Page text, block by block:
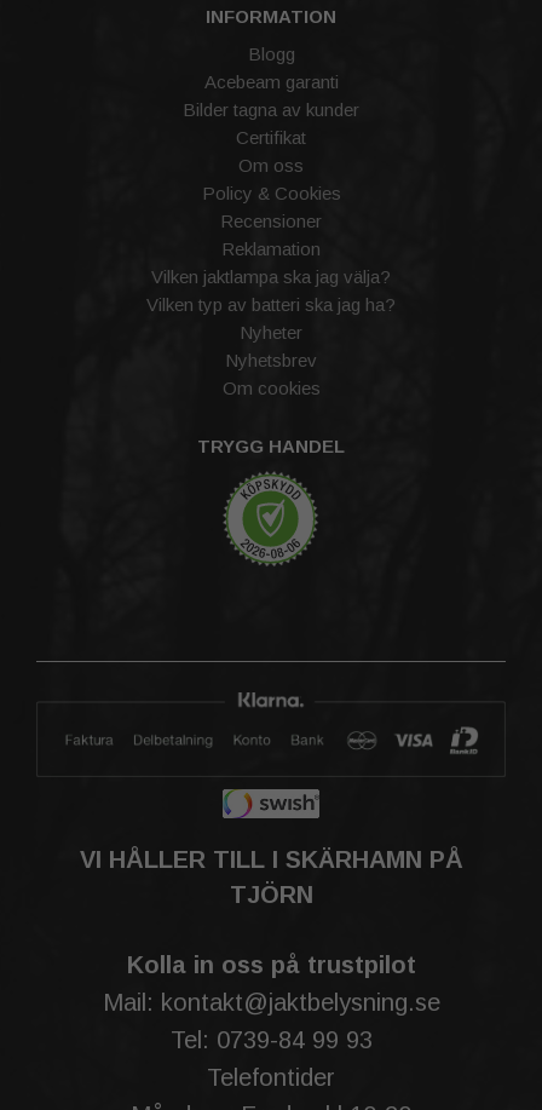
INFORMATION
Blogg
Acebeam garanti
Bilder tagna av kunder
Certifikat
Om oss
Policy & Cookies
Recensioner
Reklamation
Vilken jaktlampa ska jag välja?
Vilken typ av batteri ska jag ha?
Nyheter
Nyhetsbrev
Om cookies
TRYGG HANDEL
VI HÅLLER TILL I SKÄRHAMN PÅ
TJÖRN
Kolla in oss på trustpilot
Mail: kontakt@jaktbelysning.se
Tel: 0739-84 99 93
Telefontider